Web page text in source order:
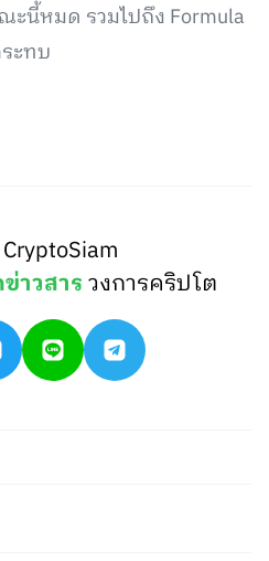
นี้หมด รวมไปถึง Formula
ะทบ
าวสารวงการคริปโต